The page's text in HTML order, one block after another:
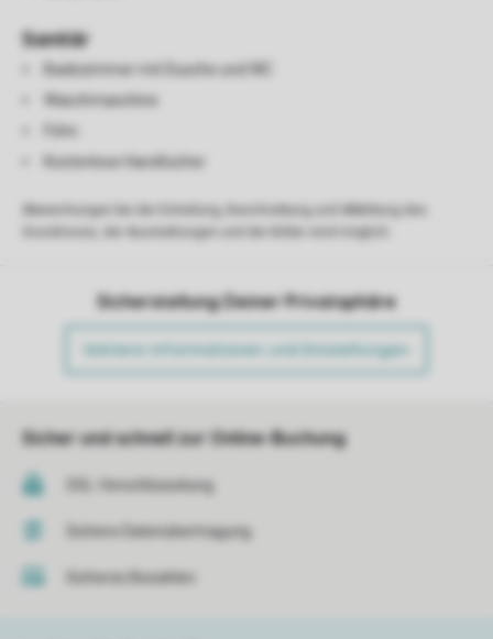
Sanitär
Badezimmer mit Dusche und WC
Waschmaschine
Kostenlose Handtücher
Sicherstellung Deiner Privatsphäre
Weitere Informationen und Einstellungen
Sicher und schnell zur Online-Buchung
SSL-Verschlüsselung
Sichere Datenübertragung
Sicheres Bezahlen